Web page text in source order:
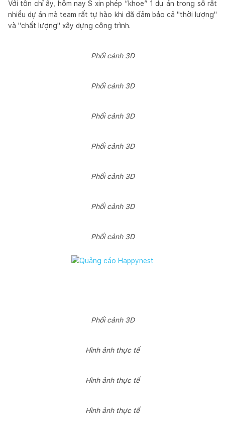
Với tôn chỉ ấy, hôm nay S xin phép “khoe” 1 dự án trong số rất
nhiều dự án mà team rất tự hào khi đã đảm bảo cả "thời lượng"
và "chất lượng" xây dựng công trình.
Phối cảnh 3D
Phối cảnh 3D
Phối cảnh 3D
Phối cảnh 3D
Phối cảnh 3D
Phối cảnh 3D
Phối cảnh 3D
Phối cảnh 3D
Hình ảnh thực tế
Hình ảnh thực tế
Hình ảnh thực tế